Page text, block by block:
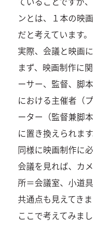
ンとは、１本の映
だと考えています。
実際、会議と映画
まず、映画制作に
ーサー、監督、脚
における主催者（
ーター（監督兼脚
に置き換えられます
同様に映画制作に
会議を見れば、カ
所＝会議室、小道
共通点も見えてきま
ここで考えてみま